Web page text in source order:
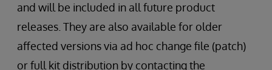
and will be included in all future product
releases. They are also available for older
affected versions via ad hoc change file (patch)
or full kit distribution by contacting the